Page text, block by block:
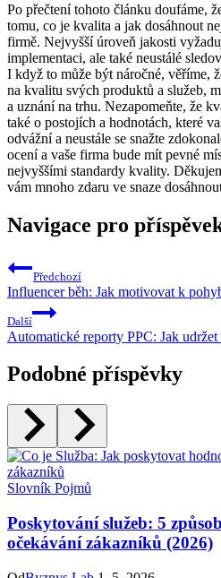
Po přečtení tohoto článku doufáme,
tomu, co je kvalita a jak dosáhnout
firmě. Nejvyšší úroveň jakosti
implementaci, ale také neustálé
I když to může být náročné, věříme,
na kvalitu svých produktů a služeb,
a uznání na trhu. Nezapomeňte, že
také o postojích a hodnotách, které
odvážní a neustále se snažte
ocení a vaše firma bude mít pevné
nejvyššími standardy kvality.
vám mnoho zdaru ve snaze
Navigace pro
Předchozí
Influencer běh: Jak motivovat k
Další
Automatické reporty PPC: Jak
Podobné příspěvky
Slovník Pojmů
Poskytování služeb: 5
očekávání zákazníků (2026)